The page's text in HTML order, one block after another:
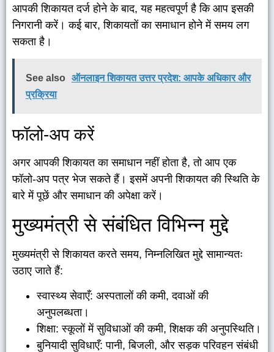
आपकी शिकायत दर्ज होने के बाद, यह महत्वपूर्ण है कि आप इसकी
निगरानी करें। कई बार, शिकायतों का समाधान होने में समय लग
सकता है।
See also
ऑनलाइन शिकायत उत्तर प्रदेश: आपके अधिकार और
प्रक्रिया
फॉलो-अप करें
अगर आपकी शिकायत का समाधान नहीं होता है, तो आप एक
फॉलो-अप पत्र भेज सकते हैं। इसमें अपनी शिकायत की स्थिति के
बारे में पूछें और समाधान की अपेक्षा करें।
मुख्यमंत्री से संबंधित विभिन्न मुद्दे
मुख्यमंत्री से शिकायत करते समय, निम्नलिखित मुद्दे सामान्यतः
उठाए जाते हैं:
स्वास्थ्य सेवाएँ: अस्पतालों की कमी, दवाओं की
अनुपलब्धता।
शिक्षा: स्कूलों में सुविधाओं की कमी, शिक्षक की अनुपस्थिति।
बुनियादी सुविधाएँ: पानी, बिजली, और सड़क परिवहन संबंधी